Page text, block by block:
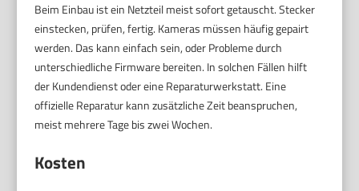
Beim Einbau ist ein Netzteil meist sofort getauscht. Stecker
einstecken, prüfen, fertig. Kameras müssen häufig gepairt
werden. Das kann einfach sein, oder Probleme durch
unterschiedliche Firmware bereiten. In solchen Fällen hilft
der Kundendienst oder eine Reparaturwerkstatt. Eine
offizielle Reparatur kann zusätzliche Zeit beanspruchen,
meist mehrere Tage bis zwei Wochen.
Kosten